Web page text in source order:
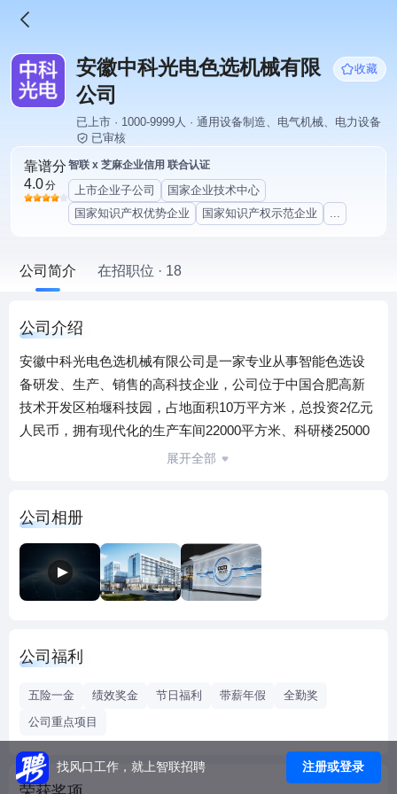
安徽中科光电色选机械有限
公司
收藏
已上市 · 1000-9999人 · 通用设备制造、电气机械、电力设备
已审核
靠谱分
4.0分
智联 x 芝麻企业信用 联合认证
上市企业子公司
国家企业技术中心
国家知识产权优势企业
国家知识产权示范企业 ...
公司简介 在招职位 · 18
公司介绍
安徽中科光电色选机械有限公司是一家专业从事智能色选设
备研发、生产、销售的高科技企业，公司位于中国合肥高新
技术开发区柏堰科技园，占地面积10万平方米，总投资2亿元
人民币，拥有现代化的生产车间22000平方米、科研楼25000
平方米。形成年产3000台智能色选设备、产值达4亿元，巨资
立的企业技术研发中心以全国科教基地合肥为依托，拥有一
支以光电技术研究领域专家为领头人的高素质研发队伍，强
大的科研能力、非凡的创新理念、务实的钻研精神不断引领
色选技术应用的迅猛发展，通过与国外资深色选机制造企业
大米、杂粮、茶叶、特种物料的精确选别，牢牢占领中国30%
展开全部
公司相册
公司福利
五险一金 绩效奖金 节日福利 带薪年假
全勤奖
公司重点项目
找风口工作，就上智联招聘 注册或登录